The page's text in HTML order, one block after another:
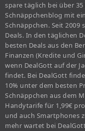
spare täglich bei über
Schnäppchenblog mit
Schnäppchen. Seit 2009
Deals. In den täglichen
besten Deals aus den
Finanzen (Kredite und
wenn DealGott auf der
findet. Bei DealGott
10% unter dem besten
Schnäppchen aus dem
Handytarife für 1,99€
und auch Smartphones
mehr wartet bei